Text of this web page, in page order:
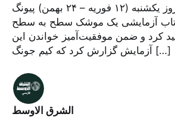
المللی روبرو بود. روز یکشنبه (۱۲ فوریه – ۲۴ بهمن) پیونگ
آزمایشی یک موشک سطح به سطح
کرد و ضمن موفقیت‌آمیز خواندن این
آزمایش گزارش کرد که کیم جونگ […]
الشرق الاوسط